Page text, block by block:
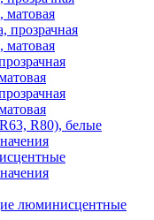
матовая
прозрачная
матовая
R80), белые
люминисцентные